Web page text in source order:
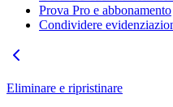
Prova Pro e abbonamento
Condividere
Eliminare e ripristinare